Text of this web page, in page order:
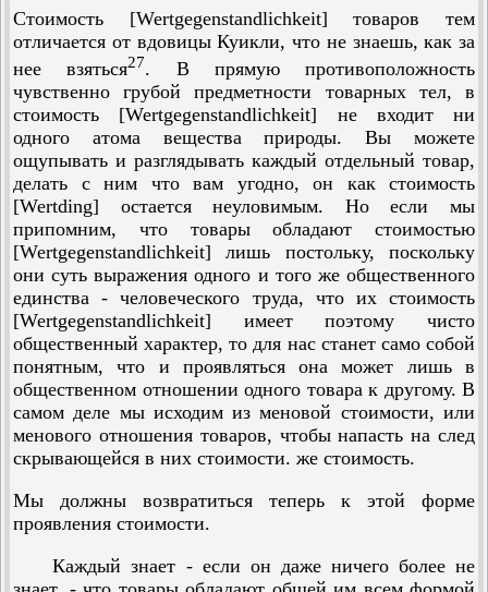
Стоимость [Wertgegenstandlichkeit] товаров тем
отличается от вдовицы Куикли, что не знаешь, как за
нее взяться27. В прямую противоположность
чувственно грубой предметности товарных тел, в
стоимость [Wertgegenstandlichkeit] не входит ни
одного атома вещества природы. Вы можете
ощупывать и разглядывать каждый отдельный товар,
делать с ним что вам угодно, он как стоимость
[Wertding] остается неуловимым. Но если мы
припомним, что товары обладают стоимостью
[Wertgegenstandlichkeit] лишь постольку, поскольку
они суть выражения одного и того же общественного
единства - человеческого труда, что их стоимость
[Wertgegenstandlichkeit] имеет поэтому чисто
общественный характер, то для нас станет само собой
понятным, что и проявляться она может лишь в
общественном отношении одного товара к другому. В
самом деле мы исходим из меновой стоимости, или
менового отношения товаров, чтобы напасть на след
скрывающейся в них стоимости. же стоимость.
Мы должны возвратиться теперь к этой форме
проявления стоимости.
Каждый знает - если он даже ничего более не